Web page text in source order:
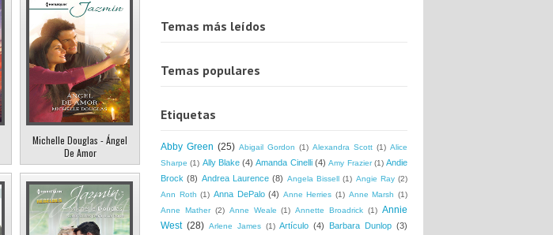
Michelle Douglas - Ángel
De Amor
Temas más leídos
Temas populares
Etiquetas
Abby Green (25) Abigail Gordon (1) Alexandra Scott (1) Alice
Sharpe (1) Ally Blake (4) Amanda Cinelli (4) Amy Frazier (1) Andie
Brock (8) Andrea Laurence (8) Angela Bissell (1) Angie Ray (2)
Ann Roth (1) Anna DePalo (4) Anne Herries (1) Anne Marsh (1)
Anne Mather (2) Anne Weale (1) Annette Broadrick (1) Annie
West (28) Arlene James (1) Artículo (4) Barbara Dunlop (3)